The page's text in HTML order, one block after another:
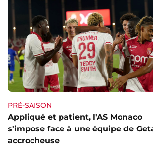
PRÉ-SAISON
Appliqué et patient, l'AS Monaco
s'impose face à une équipe de
accrocheuse